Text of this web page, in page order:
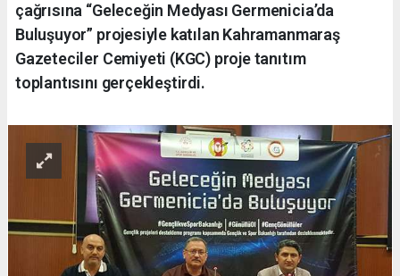
çağrısına “Geleceğin Medyası Germenicia’da
Buluşuyor” projesiyle katılan Kahramanmaraş
Gazeteciler Cemiyeti (KGC) proje tanıtım
toplantısını gerçekleştirdi.